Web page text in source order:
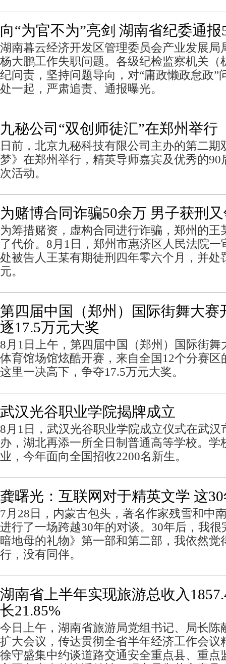
向“为官不为”亮剑 湖南省纪委通
湖南暮云经济开发区管理委员会产业发展局
杨大鹏工作失职问题。各级纪检监察机关（
纪问责，坚持问题导向，对“庸政懒政怠政”
处一起，严肃追责、通报曝光。
九秘公司“双创师徒汇”在郑州举行
日前，北京九秘科技有限公司主办的第二期
梦》在郑州举行，精英导师嘉宾及优秀的90
次活动。
为赌博合同诈骗50余万 男子获刑
为筹措赌资，虚构合同进行诈骗，郑州的王
了代价。8月1日，郑州市惠济区人民法院
处被告人王某有期徒刑四年零六个月，并处
元。
第四届中国（郑州）国际街舞大赛
逐17.5万元大奖
8月1日上午，第四届中国（郑州）国际街舞
体育馆场馆炫酷开赛，来自全国12个分赛区
这里一决高下，争夺17.5万元大奖。
武汉光谷职业学院揭牌成立
8月1日，武汉光谷职业学院成立仪式在武汉
办，湖北再添一所全日制普通高等学校。学
业，今年面向全国招收2200名新生。
龚曙光：互联网对于精英文学 这
7月28日，内蒙古包头，著名作家残雪和中
进行了一场跨越30年的对谈。30年后，我
暗地母的礼物》第一部和第二部，我依然觉
行，没有同伴。
湖南省上半年实现旅游总收入
长21.85%
今日上午，湖南省旅游局党组书记、局长陈
扩大会议，传达贯彻全省半年经济工作会议
徐守盛集中约谈道路交通安全重点县、重点